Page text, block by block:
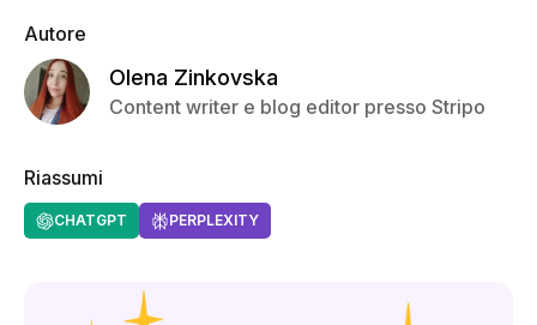
Autore
Olena Zinkovska
Content writer e blog editor presso Stripo
Riassumi
CHATGPT PERPLEXITY